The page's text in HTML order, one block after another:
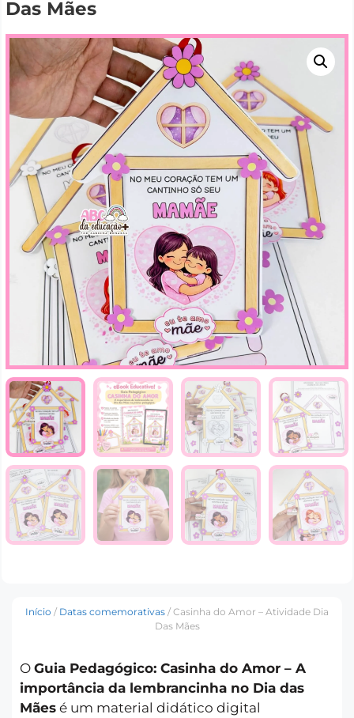
Das Mães
Início / Datas comemorativas / Casinha do Amor – Atividade Dia
Das Mães
O Guia Pedagógico: Casinha do Amor – A
importância da lembrancinha no Dia das
Mães é um material didático digital